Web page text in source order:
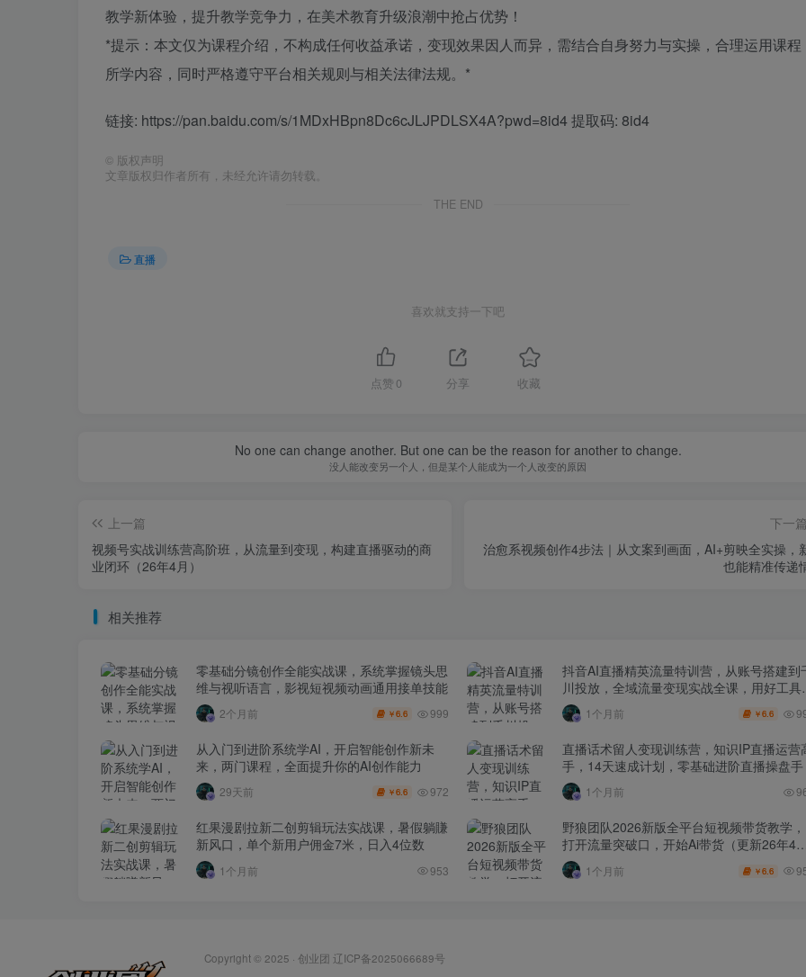
教学新体验，提升教学竞争力，在美术教育升级浪潮中抢占优势！
*提示：本文仅为课程介绍，不构成任何收益承诺，变现效果因人而异，需结合自身努力与实操，合理运用课程
所学内容，同时严格遵守平台相关规则与相关法律法规。*
链接: https://pan.baidu.com/s/1MDxHBpn8Dc6cJLJPDLSX4A?pwd=8id4 提取码: 8id4
© 版权声明
文章版权归作者所有，未经允许请勿转载。
THE END
直播
喜欢就支持一下吧
点赞 0 分享 收藏
No one can change another. But one can be the reason for another to change.
没人能改变另一个人，但是某个人能成为一个人改变的原因
上一篇
视频号实战训练营高阶班，从流量到变现，构建直播驱动的商
业闭环（26年4月）
下一篇
治愈系视频创作4步法｜从文案到画面，AI+剪映全实操，
也能精准传递
相关推荐
零基础分镜创作全能实战课，系统掌握镜头思
维与视听语言，影视短视频动画通用接单技能
2个月前 ￥6.6 999
抖音AI直播精英流量特训营，从账号搭建到
川投放，全域流量变现实战全课，用好工具
賺钱更简单
1个月前 ￥6.6
从入门到进阶系统学AI，开启智能创作新未
来，两门课程，全面提升你的AI创作能力
29天前 ￥6.6 972
直播话术留人变现训练营，知识IP直播运营
手，14天速成计划，零基础进阶直播操盘手
1个月前
红果漫剧拉新二创剪辑玩法实战课，暑假躺賺
新风口，单个新用户佣金7米，日入4位数
1个月前 953
野狼团队2026新版全平台短视频带货教学，
打开流量突破口，开始Ai带货（更新26年4月
25日）
1个月前 ￥6.6
Copyright © 2025 · 创业团 辽ICP备2025066689号